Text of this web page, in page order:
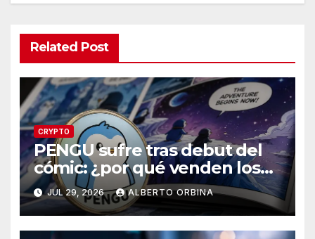
Related Post
CRYPTO
PENGU sufre tras debut del
cómic: ¿por qué venden los
traders?
JUL 29, 2026 ALBERTO ORBINA